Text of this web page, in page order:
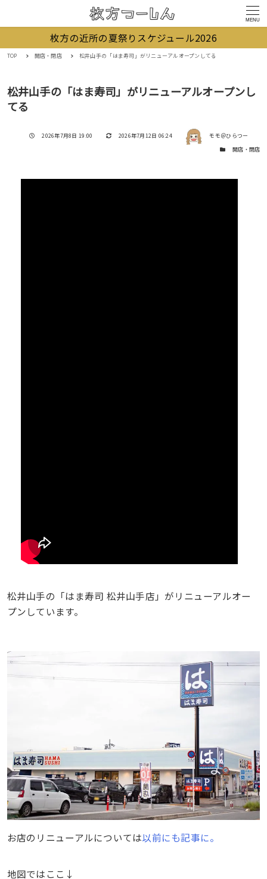
MENU
枚方の近所の夏祭りスケジュール2026
TOP 開店・閉店 松井山手の「はま寿司」がリニューアルオープンしてる
松井山手の「はま寿司」がリニューアルオープンし
てる
投稿日
2026年7月8日 19:00 更新日
2026年7月12日 06:24 著者
モモ＠ひらつー
カテゴリー開店・閉店
松井山手の「はま寿司 松井山手店」がリニューアルオー
プンしています。
お店のリニューアルについては以前にも記事に。
地図ではここ↓